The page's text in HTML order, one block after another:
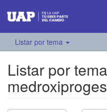
Listar por tema
Listar por